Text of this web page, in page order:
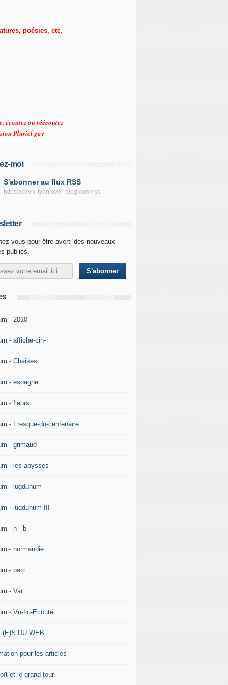
poésies, etc.
écoutez ou réécoutez
Pluriel gay
moi
S'abonner au flux RSS
https://covix-lyon.over-blog.com/rss
vous pour être averti des nouveaux
publiés.
- 2010
- affiche-cin-
- Chaises
- espagne
- fleurs
- Fresque-du-centenaire
- grimaud
- les-abysses
- lugdunum
- lugdunum-III
- n---b
- normandie
- parc
- Var
- Vu-Lu-Ecouté
(E)S DU WEB
pour les articles
et le grand tour.